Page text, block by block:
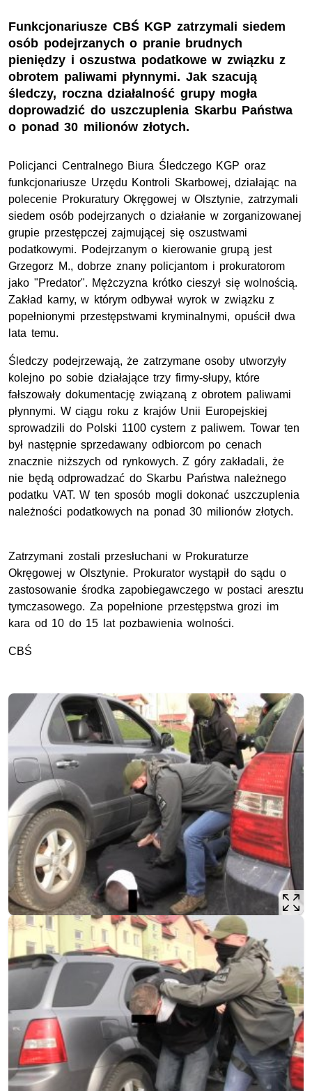
Funkcjonariusze CBŚ KGP zatrzymali siedem
osób podejrzanych o pranie brudnych
pieniędzy i oszustwa podatkowe w związku z
obrotem paliwami płynnymi. Jak szacują
śledczy, roczna działalność grupy mogła
doprowadzić do uszczuplenia Skarbu Państwa
o ponad 30 milionów złotych.
Policjanci Centralnego Biura Śledczego KGP oraz
funkcjonariusze Urzędu Kontroli Skarbowej, działając na
polecenie Prokuratury Okręgowej w Olsztynie, zatrzymali
siedem osób podejrzanych o działanie w zorganizowanej
grupie przestępczej zajmującej się oszustwami
podatkowymi. Podejrzanym o kierowanie grupą jest
Grzegorz M., dobrze znany policjantom i prokuratorom
jako "Predator". Mężczyzna krótko cieszył się wolnością.
Zakład karny, w którym odbywał wyrok w związku z
popełnionymi przestępstwami kryminalnymi, opuścił dwa
lata temu.
Śledczy podejrzewają, że zatrzymane osoby utworzyły
kolejno po sobie działające trzy firmy-słupy, które
fałszowały dokumentację związaną z obrotem paliwami
płynnymi. W ciągu roku z krajów Unii Europejskiej
sprowadzili do Polski 1100 cystern z paliwem. Towar ten
był następnie sprzedawany odbiorcom po cenach
znacznie niższych od rynkowych. Z góry zakładali, że
nie będą odprowadzać do Skarbu Państwa należnego
podatku VAT. W ten sposób mogli dokonać uszczuplenia
należności podatkowych na ponad 30 milionów złotych.
Zatrzymani zostali przesłuchani w Prokuraturze
Okręgowej w Olsztynie. Prokurator wystąpił do sądu o
zastosowanie środka zapobiegawczego w postaci aresztu
tymczasowego. Za popełnione przestępstwa grozi im
kara od 10 do 15 lat pozbawienia wolności.
CBŚ